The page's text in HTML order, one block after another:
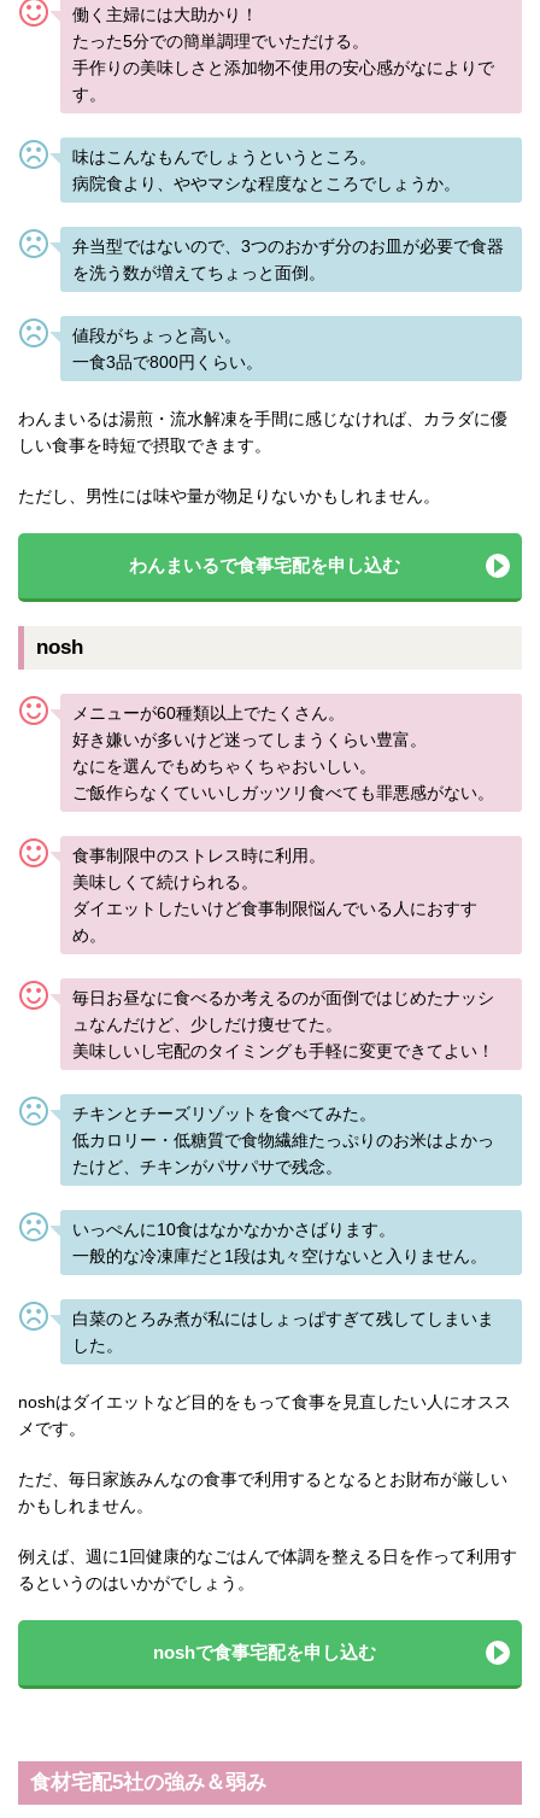
働く主婦には大助かり！
たった5分での簡単調理でいただける。
手作りの美味しさと添加物不使用の安心感がなによりで
す。
味はこんなもんでしょうというところ。
病院食より、ややマシな程度なところでしょうか。
弁当型ではないので、3つのおかず分のお皿が必要で食器
を洗う数が増えてちょっと面倒。
値段がちょっと高い。
一食3品で800円くらい。
わんまいるは湯煎・流水解凍を手間に感じなければ、カラダに優
しい食事を時短で摂取できます。
ただし、男性には味や量が物足りないかもしれません。
わんまいるで食事宅配を申し込む
nosh
メニューが60種類以上でたくさん。
好き嫌いが多いけど迷ってしまうくらい豊富。
なにを選んでもめちゃくちゃおいしい。
ご飯作らなくていいしガッツリ食べても罪悪感がない。
食事制限中のストレス時に利用。
美味しくて続けられる。
ダイエットしたいけど食事制限悩んでいる人におすす
め。
毎日お昼なに食べるか考えるのが面倒ではじめたナッシ
ュなんだけど、少しだけ痩せてた。
美味しいし宅配のタイミングも手軽に変更できてよい！
チキンとチーズリゾットを食べてみた。
低カロリー・低糖質で食物繊維たっぷりのお米はよかっ
たけど、チキンがパサパサで残念。
いっぺんに10食はなかなかかさばります。
一般的な冷凍庫だと1段は丸々空けないと入りません。
白菜のとろみ煮が私にはしょっぱすぎて残してしまいま
した。
noshはダイエットなど目的をもって食事を見直したい人にオスス
メです。
ただ、毎日家族みんなの食事で利用するとなるとお財布が厳しい
かもしれません。
例えば、週に1回健康的なごはんで体調を整える日を作って利用す
るというのはいかがでしょう。
noshで食事宅配を申し込む
食材宅配5社の強み＆弱み